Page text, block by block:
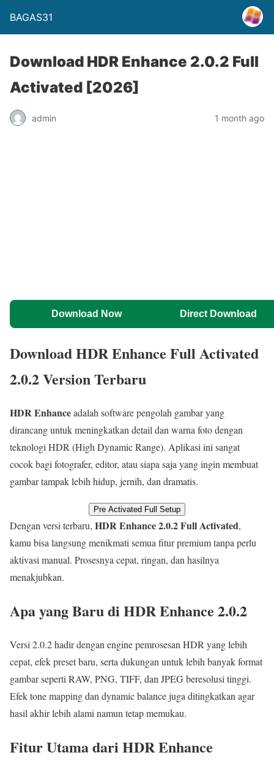
BAGAS31
Download HDR Enhance 2.0.2 Full
Activated [2026]
admin 1 month ago
Download Now Direct Download
Download HDR Enhance Full Activated
2.0.2 Version Terbaru
HDR Enhanceadalah software pengolah gambar yang
dirancang untuk meningkatkan detail dan warna foto dengan
teknologi HDR (High Dynamic Range). Aplikasi ini sangat
cocok bagi fotografer, editor, atau siapa saja yang ingin membuat
gambar tampak lebih hidup, jernih, dan dramatis.
Pre Activated Full Setup
Dengan versi terbaru, HDR Enhance 2.0.2 Full Activated,
kamu bisa langsung menikmati semua fitur premium tanpa perlu
aktivasi manual. Prosesnya cepat, ringan, dan hasilnya
menakjubkan.
Apa yang Baru di HDR Enhance 2.0.2
Versi 2.0.2 hadir dengan engine pemrosesan HDR yang lebih
cepat, efek preset baru, serta dukungan untuk lebih banyak format
gambar seperti RAW, PNG, TIFF, dan JPEG beresolusi tinggi.
Efek tone mapping dan dynamic balance juga ditingkatkan agar
hasil akhir lebih alami namun tetap memukau.
Fitur Utama dari HDR Enhance